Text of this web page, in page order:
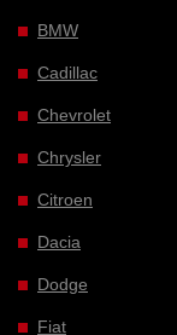
BMW
Cadillac
Chevrolet
Chrysler
Citroen
Dacia
Dodge
Fiat